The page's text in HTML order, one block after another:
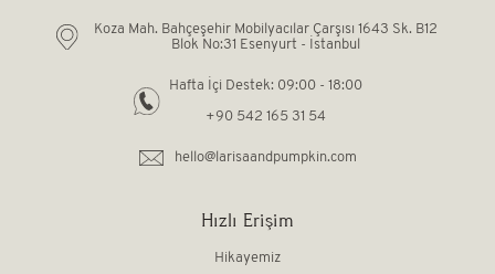
Koza Mah. Bahçeşehir Mobilyacılar Çarşısı 1643 Sk. B12
Blok No:31 Esenyurt - İstanbul
Hafta İçi Destek: 09:00 - 18:00
+90 542 165 31 54
hello@larisaandpumpkin.com
Hızlı Erişim
Hikayemiz